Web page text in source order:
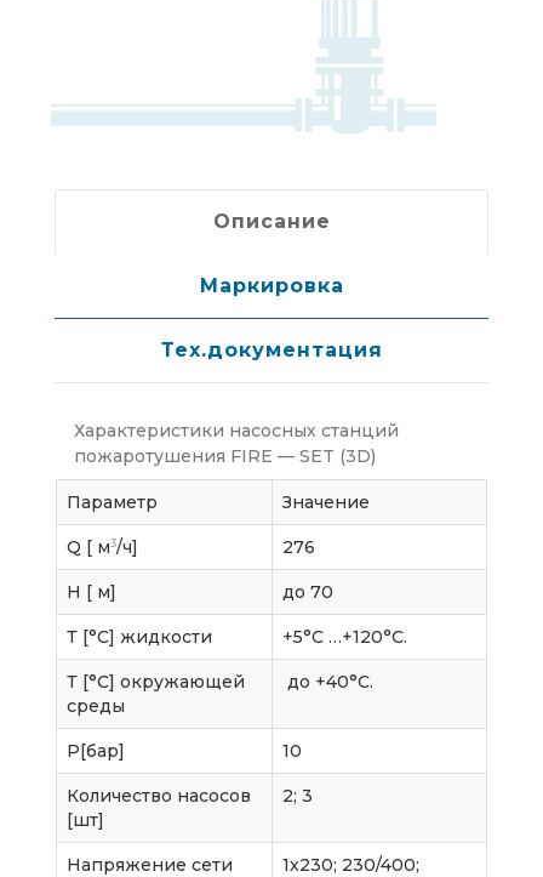
Описание
Маркировка
Тех.документация
Характеристики насосных станций
пожаротушения FIRE — SET (3D)
Параметр Значение
Q [ м3/ч] 276
H [ м] до 70
Т [°C] жидкости +5°С …+120°С.
Т [°C] окружающей
среды
до +40°С.
P[бар] 10
Количество насосов
[шт]
2; 3
Напряжение сети 1х230; 230/400;